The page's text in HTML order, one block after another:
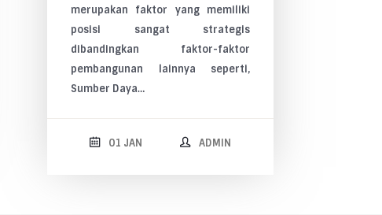
merupakan faktor yang memiliki
posisi sangat strategis
dibandingkan faktor-faktor
pembangunan lainnya seperti,
Sumber Daya…
01 JAN ADMIN